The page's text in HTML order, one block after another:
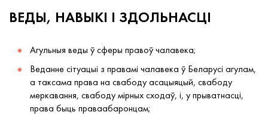
ВЕДЫ, НАВЫКІ І ЗДОЛЬНАСЦІ
Агульныя веды ў сферы правоў чалавека;
Веданне сітуацыі з правамі чалавека ў Беларусі агулам,
а таксама права на свабоду асацыяцый, свабоду
меркавання, свабоду мірных сходаў, і, у прыватнасці,
права быць праваабаронцам;